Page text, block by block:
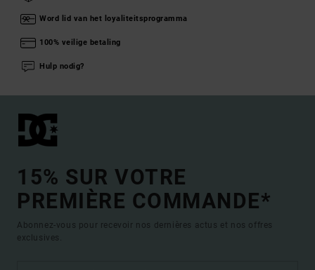
Word lid van het loyaliteitsprogramma
100% veilige betaling
Hulp nodig?
15% SUR VOTRE
PREMIÈRE COMMANDE*
Abonnez-vous pour recevoir nos dernières actus et nos offres
exclusives.